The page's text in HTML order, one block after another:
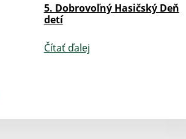
5. Dobrovoľný Hasičský Deň
detí
Čítať ďalej